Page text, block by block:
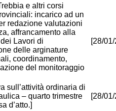
e altri corsi
incarico ad un
redazione valutazioni
affrancamento alla
Lavori di
delle arginature
coordinamento,
del monitoraggio
[28/
sull’attività ordinaria di
– quarto trimestre
d’atto.]
[28/